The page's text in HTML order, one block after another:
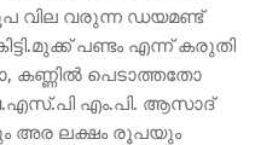
വില വരുന്ന ഡയമണ്ട്
പണ്ടം എന്ന് കരുതി
കണ്ണിൽ പെടാത്തതോ
എം.പി. ആസാദ്
അര ലക്ഷം രൂപയും